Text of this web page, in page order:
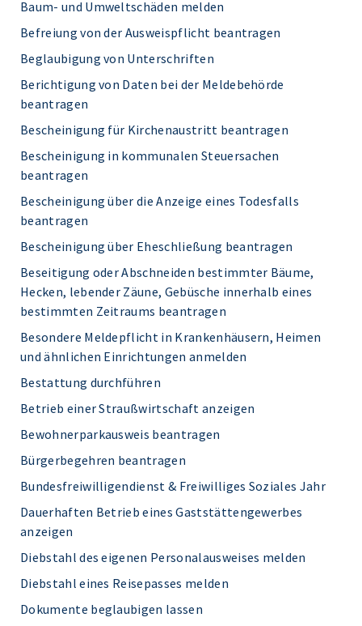
Baum- und Umweltschäden melden
Befreiung von der Ausweispflicht beantragen
Beglaubigung von Unterschriften
Berichtigung von Daten bei der Meldebehörde
beantragen
Bescheinigung für Kirchenaustritt beantragen
Bescheinigung in kommunalen Steuersachen
beantragen
Bescheinigung über die Anzeige eines Todesfalls
beantragen
Bescheinigung über Eheschließung beantragen
Beseitigung oder Abschneiden bestimmter Bäume,
Hecken, lebender Zäune, Gebüsche innerhalb eines
bestimmten Zeitraums beantragen
Besondere Meldepflicht in Krankenhäusern, Heimen
und ähnlichen Einrichtungen anmelden
Bestattung durchführen
Betrieb einer Straußwirtschaft anzeigen
Bewohnerparkausweis beantragen
Bürgerbegehren beantragen
Bundesfreiwilligendienst & Freiwilliges Soziales Jahr
Dauerhaften Betrieb eines Gaststättengewerbes
anzeigen
Diebstahl des eigenen Personalausweises melden
Diebstahl eines Reisepasses melden
Dokumente beglaubigen lassen